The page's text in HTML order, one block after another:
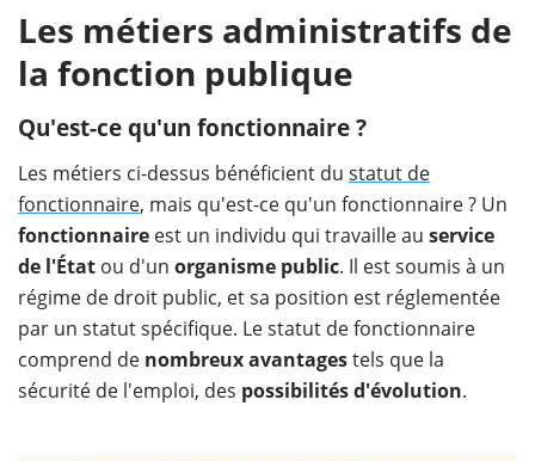
Les métiers administratifs de
la fonction publique
Qu'est-ce qu'un fonctionnaire ?
Les métiers ci-dessus bénéficient du statut de
fonctionnaire, mais qu'est-ce qu'un fonctionnaire ? Un
fonctionnaire est un individu qui travaille au service
de l'État ou d'un organisme public. Il est soumis à un
régime de droit public, et sa position est réglementée
par un statut spécifique. Le statut de fonctionnaire
comprend de nombreux avantagestels que la
sécurité de l'emploi, des possibilités d'évolution.